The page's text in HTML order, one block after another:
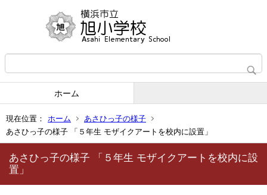
ホーム
現在位置： ホーム
あさひっ子の様子
あさひっ子の様子 「５年生 モザイクアートを校内に設置」
あさひっ子の様子 「５年生 モザイクアートを校内に設
置」